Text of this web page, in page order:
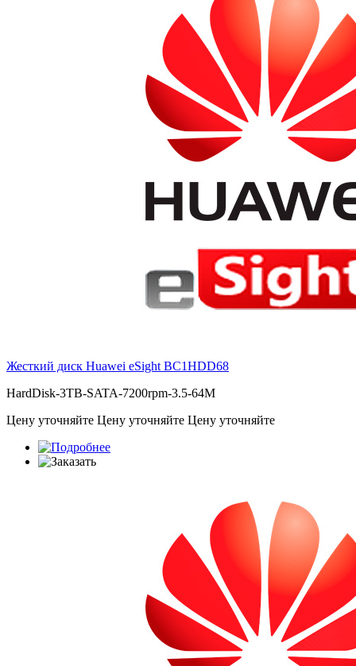
Жесткий диск Huawei eSight BC1HDD68
HardDisk-3TB-SATA-7200rpm-3.5-64M
Цену уточняйте Цену уточняйте Цену уточняйте